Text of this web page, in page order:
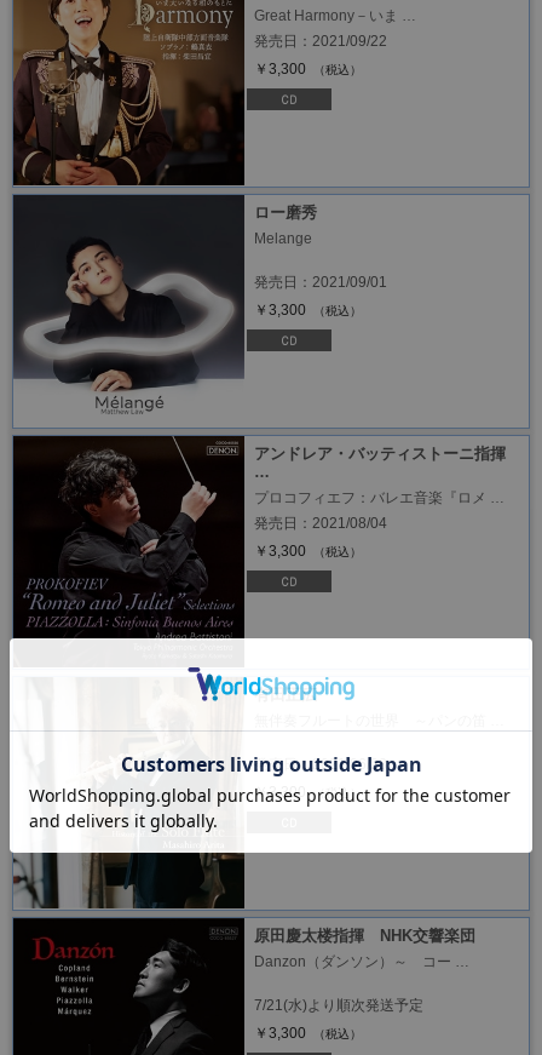
Great Harmony－いま …
発売日：2021/09/22
￥3,300
（税込）
ロー磨秀
Melange
発売日：2021/09/01
￥3,300
（税込）
アンドレア・バッティストーニ指揮
…
プロコフィエフ：バレエ音楽『ロメ …
発売日：2021/08/04
￥3,300
（税込）
有田正広
発売日：2021/06/23
￥3,300 （税込）
原田慶太楼指揮 NHK交響楽団
Danzon（ダンソン）～ コー …
7/21(水)より順次発送予定
￥3,300
（税込）